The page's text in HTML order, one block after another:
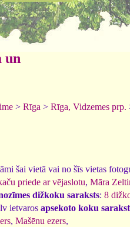
un
> Rīga > Rīga, Vidzemes prp.
šai vietā vai no šīs vietas
priede ar vējaslotu, Māra
dižkoku saraksts: 8
ietvaros apsekoto koku
, Mašēnu ezers,